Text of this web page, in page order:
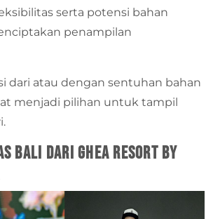
serta potensi bahan
penampilan
dari atau dengan sentuhan bahan
menjadi pilihan untuk tampil
Bali dari Ghea Resort by